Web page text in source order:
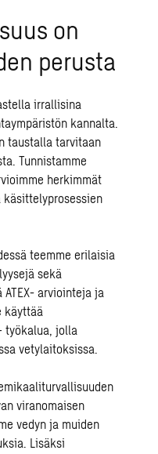
on
perusta
irrallisina
kannalta.
taustalla tarvitaan
Tunnistamme
herkimmät
teemme erilaisia
sekä
arviointeja ja
käyttää
työkalua, jolla
vetylaitoksissa.
viranomaisen
vedyn ja muiden
Lisäksi